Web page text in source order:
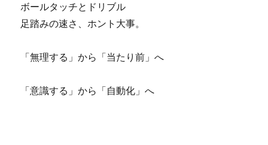
ボールタッチとドリブル
足踏みの速さ、ホント大事。
「無理する」から「当たり前」へ
「意識する」から「自動化」へ